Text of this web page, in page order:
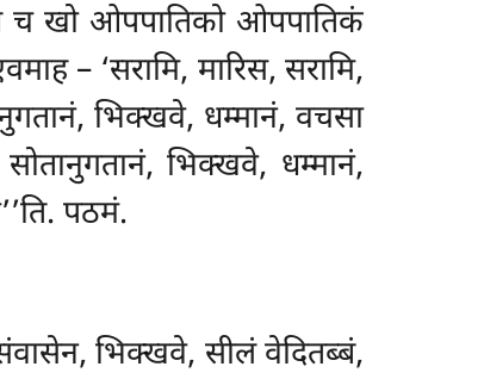
च खो ओपपातिको ओपपातिकं
– ‘सरामि, मारिस, सरामि,
भिक्खवे, धम्मानं, वचसा
सोतानुगतानं, भिक्खवे, धम्मानं,
पठमं.
संवासेन, भिक्खवे, सीलं वेदितब्बं,